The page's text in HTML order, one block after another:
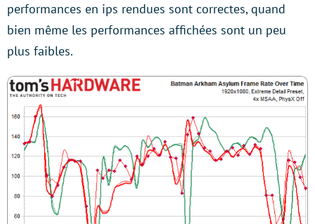
performances en ips rendues sont correctes, quand
bien même les performances affichées sont un peu
plus faibles.